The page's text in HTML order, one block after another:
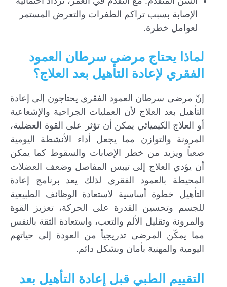
الإصابة بسبب تراكم الطفرات والتعرض المستمر
لعوامل خطرة.
لماذا يحتاج مرضى سرطان العمود
الفقري لإعادة التأهيل بعد العلاج؟
إنّ مرضى سرطان العمود الفقري يحتاجون إلى إعادة
التأهيل بعد العلاج لأن العمليات الجراحية والإشعاعية
أو العلاج الكيميائي يمكن أن تؤثر على القوة العضلية،
المرونة والتوازن مما يجعل أداء الأنشطة اليومية
صعباً ويزيد من خطر الإصابات والسقوط كما يمكن
أن يؤدي العلاج إلى تيبس المفاصل وضعف العضلات
المحيطة بالعمود الفقري لذلك يعد برنامج إعادة
التأهيل خطوة أساسية لاستعادة الوظائف الطبيعية
للجسم وتحسين القدرة على الحركة، تعزيز القوة
والمرونة وتقليل الألم والتعب، واستعادة الثقة بالنفس
مما يمكّن المرضى تدريجياً من العودة إلى حياتهم
اليومية والمهنية بأمان وبشكل دائم.
التقييم الطبي قبل إعادة التأهيل بعد